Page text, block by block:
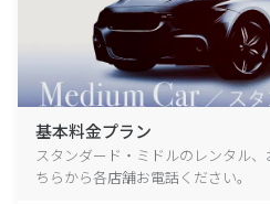
基本料金プラン
スタンダード・ミドルのレンタル
ちらから各店舗お電話ください。